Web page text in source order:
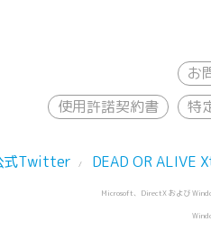
お
使用許諾契約書
特
式Twitter / DEAD OR ALIVE
Microsoft、DirectX および